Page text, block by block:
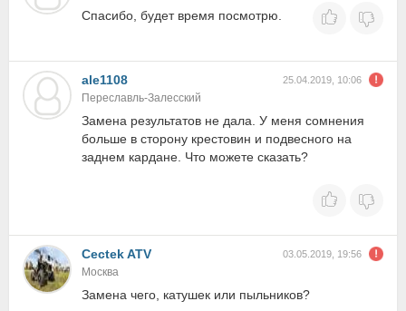
Спасибо, будет время посмотрю.
ale1108 25.04.2019, 10:06
Переславль-Залесский
Замена результатов не дала. У меня сомнения
больше в сторону крестовин и подвесного на
заднем кардане. Что можете сказать?
Cectek ATV 03.05.2019, 19:56
Москва
Замена чего, катушек или пыльников?